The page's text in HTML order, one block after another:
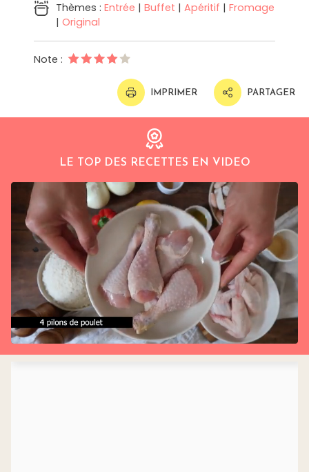
Thèmes : Entrée | Buffet | Apéritif | Fromage
| Original
Note :
IMPRIMER PARTAGER
LE TOP DES RECETTES EN VIDEO